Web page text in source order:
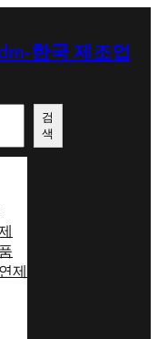
한국 제조업
검
색
제